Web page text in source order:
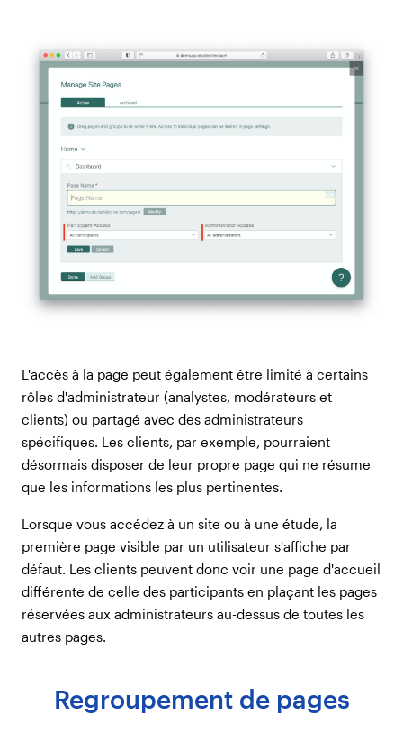
L'accès à la page peut également être limité à certains
rôles d'administrateur (analystes, modérateurs et
clients) ou partagé avec des administrateurs
spécifiques. Les clients, par exemple, pourraient
désormais disposer de leur propre page qui ne résume
que les informations les plus pertinentes.
Lorsque vous accédez à un site ou à une étude, la
première page visible par un utilisateur s'affiche par
défaut. Les clients peuvent donc voir une page d'accueil
différente de celle des participants en plaçant les pages
réservées aux administrateurs au-dessus de toutes les
autres pages.
Regroupement de pages